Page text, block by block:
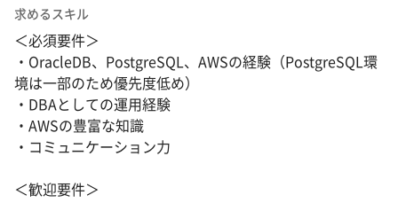
求めるスキル
＜必須要件＞
・OracleDB、PostgreSQL、AWSの経験（PostgreSQL環
境は一部のため優先度低め）
・DBAとしての運用経験
・AWSの豊富な知識
・コミュニケーション力
＜歓迎要件＞